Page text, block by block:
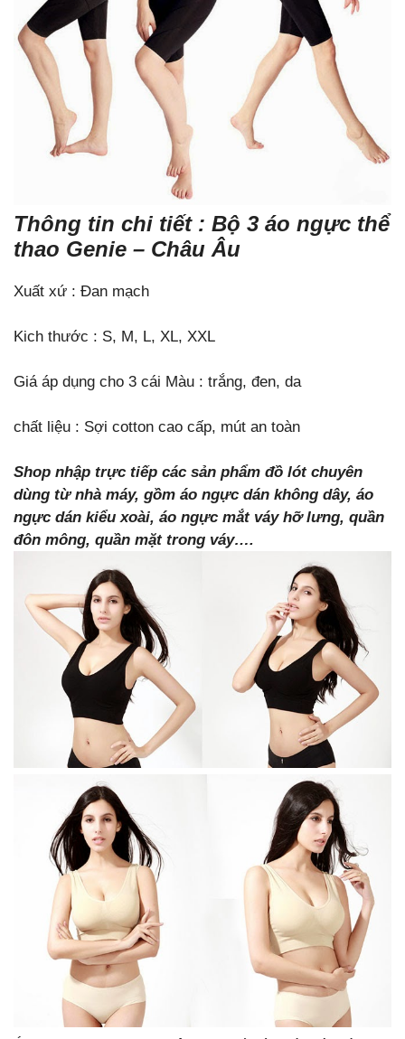
Thông tin chi tiết : Bộ 3 áo ngực thể
thao Genie – Châu Âu
Xuất xứ : Đan mạch
Kich thước : S, M, L, XL, XXL
Giá áp dụng cho 3 cái Màu : trắng, đen, da
chất liệu : Sợi cotton cao cấp, mút an toàn
Shop nhập trực tiếp các sản phẩm đồ lót chuyên
dùng từ nhà máy, gồm áo ngực dán không dây, áo
ngực dán kiểu xoài, áo ngực mắt váy hỡ lưng, quần
đôn mông, quần mặt trong váy….